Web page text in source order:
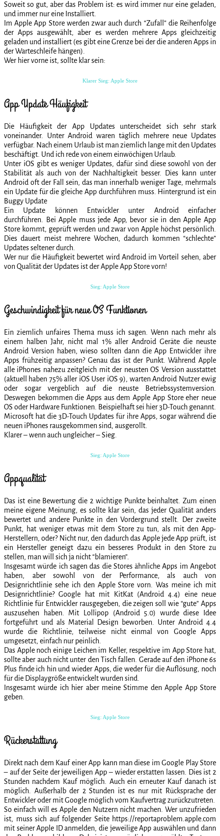
Soweit so gut, aber das Problem ist: es wird immer nur eine geladen,
und immer nur eine Installiert.
Im Apple App Store werden zwar auch durch “Zufall” die Reihenfolge
der Apps ausgewählt, aber es werden mehrere Apps gleichzeitig
geladen und installiert (es gibt eine Grenze bei der die anderen Apps in
der Warteschleife hängen).
Wer hier vorne ist, sollte klar sein:
Klarer Sieg: Apple Store
App Update Häufigkeit
Die Häufigkeit der App Updates unterscheidet sich sehr stark
voneinander. Unter Android waren täglich mehrere neue Updates
verfügbar. Nach einem Urlaub ist man ziemlich lange mit den Updates
beschäftigt. Und ich rede von einem einwöchigen Urlaub.
Unter iOS gibt es weniger Updates, dafür sind diese sowohl von der
Stabilität als auch von der Nachhaltigkeit besser. Dies kann unter
Android oft der Fall sein, das man innerhalb weniger Tage, mehrmals
ein Update für die gleiche App durchführen muss. Hintergrund ist ein
Buggy Update
Ein Update können Entwickler unter Android einfacher
durchführen. Bei Apple muss jede App, bevor sie in den Apple App
Store kommt, geprüft werden und zwar von Apple höchst persönlich.
Dies dauert meist mehrere Wochen, dadurch kommen “schlechte”
Updates seltener durch.
Wer nur die Häufigkeit bewertet wird Android im Vorteil sehen, aber
von Qualität der Updates ist der Apple App Store vorn!
Sieg: Apple Store
Geschwindigkeit für neue OS Funktionen
Ein ziemlich unfaires Thema muss ich sagen. Wenn nach mehr als
einem halben Jahr, nicht mal 1% aller Android Geräte die neuste
Android Version haben, wieso sollten dann die App Entwickler ihre
Apps frühzeitig anpassen? Genau das ist der Punkt. Während Apple
alle iPhones nahezu zeitgleich mit der neusten OS Version ausstattet
(aktuell haben 75% aller iOS User iOS 9), warten Android Nutzer ewig
oder sogar vergeblich auf die neuste Betriebssystemversion.
Deswegen bekommen die Apps aus dem Apple App Store eher neue
OS oder Hardware Funktionen. Beispielhaft sei hier 3D-Touch genannt.
Microsoft hat die 3D-Touch Updates für ihre Apps, sogar während die
neuen iPhones rausgekommen sind, ausgerollt.
Klarer – wenn auch ungleicher – Sieg.
Sieg: Apple Store
Appqualität
Das ist eine Bewertung die 2 wichtige Punkte beinhaltet. Zum einen
meine eigene Meinung, es sollte klar sein, das jeder Qualität anders
bewertet und andere Punkte in den Vordergrund stellt. Der zweite
Punkt, hat weniger etwas mit dem Store zu tun, als mit den App-
Herstellern, oder? Nicht nur, den dadurch das Apple jede App prüft, ist
ein Hersteller geneigt dazu ein besseres Produkt in den Store zu
stellen, man will sich ja nicht “blamieren”.
Insgesamt würde ich sagen das die Stores ähnliche Apps im Angebot
haben, aber sowohl von der Performance, als auch von
Designrichtlinie sehe ich den Apple Store vorn. Was meine ich mit
Designrichtlinie? Google hat mit KitKat (Android 4.4) eine neue
Richtlinie für Entwickler rausgegeben, die zeigen soll wie “gute” Apps
auszusehen haben. Mit Lollipop (Android 5.0) wurde diese Idee
fortgeführt und als Material Design beworben. Unter Android 4.4
wurde die Richtlinie, teilweise nicht einmal von Google Apps
umgesetzt, einfach nur peinlich.
Das Apple noch einige Leichen im Keller, respektive im App Store hat,
sollte aber auch nicht unter den Tisch fallen. Gerade auf den iPhone 6s
Plus finde ich hin und wieder Apps, die weder für die Auflösung, noch
für die Displaygröße entwickelt wurden sind.
Insgesamt würde ich hier aber meine Stimme den Apple App Store
geben.
Sieg: Apple Store
Rückerstattung
Direkt nach dem Kauf einer App kann man diese im Google Play Store
– auf der Seite der jeweiligen App – wieder erstatten lassen. Dies ist 2
Stunden nachdem Kauf möglich. Auch ein erneuter Kauf danach ist
möglich. Außerhalb der 2 Stunden ist es nur mit Rücksprache der
Entwickler oder mit Google möglich vom Kaufvertrag zurückzutreten.
So einfach will es Apple den Nutzern nicht machen. Wer unzufrieden
ist, muss sich auf folgender Seite https://reportaproblem.apple.com
mit seiner Apple ID anmelden, die jeweilige App auswählen und dann